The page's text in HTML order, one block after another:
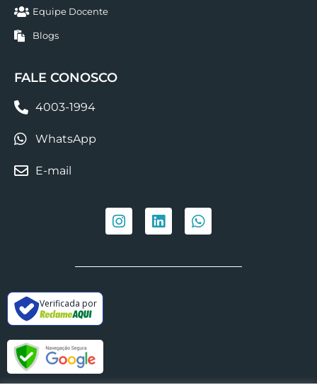
Equipe Docente
Blogs
FALE CONOSCO
4003-1994
WhatsApp
E-mail
Verificada por